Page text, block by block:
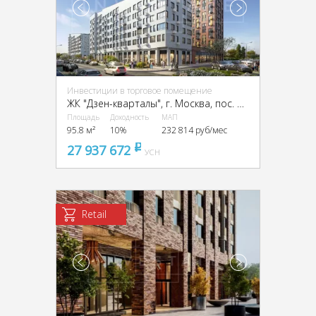
Инвестиции в торговое помещение
Площадь
95.8 м²
Доходность
10%
МАП
232 814 руб/мес
27 937 672 pуб
УСН
Retail